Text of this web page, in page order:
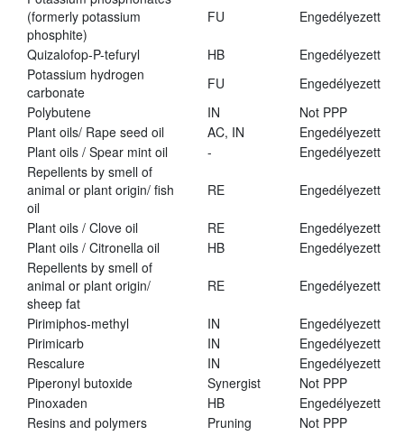
(formerly potassium
phosphite)
FU Engedélyezett
Quizalofop-P-tefuryl HB
Engedélyezett
Potassium hydrogen
carbonate
FU
Engedélyezett
Polybutene
IN
Not PPP
Plant oils/ Rape seed oil
AC, IN
Engedélyezett
Plant oils / Spear mint oil
-
Engedélyezett
Repellents by smell of
animal or plant origin/ fish
oil
RE Engedélyezett
Plant oils / Clove oil RE
Engedélyezett
Plant oils / Citronella oil
HB
Engedélyezett
Repellents by smell of
animal or plant origin/
sheep fat
RE Engedélyezett
Pirimiphos-methyl IN
Engedélyezett
Pirimicarb
IN
Engedélyezett
Rescalure
IN
Engedélyezett
Piperonyl butoxide
Synergist
Not PPP
Pinoxaden
HB
Engedélyezett
Resins and polymers
Pruning
Not PPP